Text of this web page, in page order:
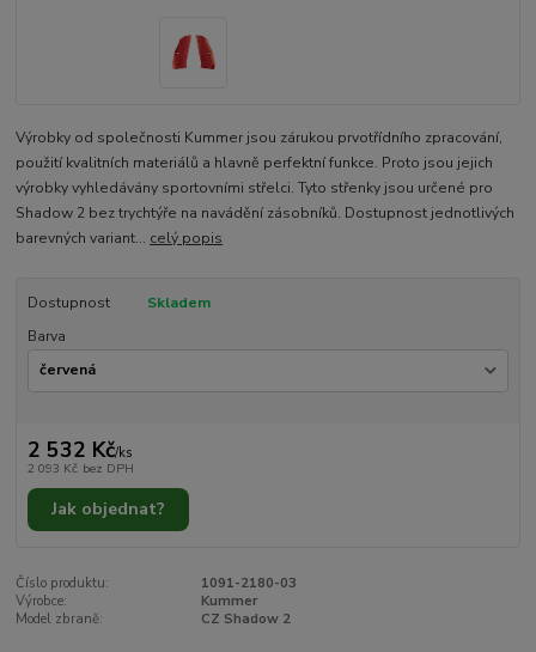
Výrobky od společnosti Kummer jsou zárukou prvotřídního zpracování,
použití kvalitních materiálů a hlavně perfektní funkce. Proto jsou jejich
výrobky vyhledávány sportovními střelci. Tyto střenky jsou určené pro
Shadow 2 bez trychtýře na navádění zásobníků. Dostupnost jednotlivých
barevných variant... celý popis
Dostupnost
Skladem
Barva
2 532 Kč/ks
2 093 Kč bez DPH
Jak objednat?
Číslo produktu:
1091-2180-03
Výrobce:
Kummer
Model zbraně:
CZ Shadow 2